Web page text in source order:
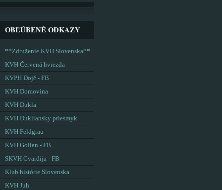
OBĽÚBENÉ ODKAZY
**Združenie KVH Slovenska**
KVH Červená hviezda
KVPH Dojč - FB
KVH Domovina
KVH Dukla
KVH Dukliansky priesmyk
KVH Feldgrau
KVH Golian - FB
SKVH Gvardija - FB
Klub histórie Slovenska
KVH Juh